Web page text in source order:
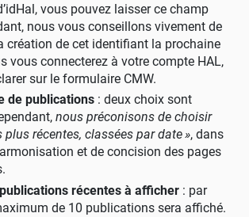
vous pouvez laisser ce champ
nous vous conseillons vivement de
création de cet identifiant la prochaine
vous connecterez à votre compte HAL,
sur le formulaire CMW.
de publications: deux choix sont
nous préconisons de choisir
plus récentes, classées par date», dans
et de concision des pages
récentes à afficher: par
de 10 publications sera affiché.